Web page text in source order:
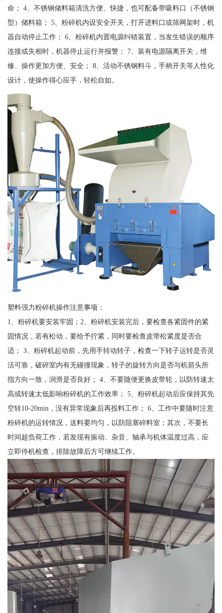
命； 4、不锈钢储料箱清洗方便、快捷，也可配备带吸料口（不锈钢
型）储料箱； 5、粉碎机内设安全开关，打开进料口或筛网架时，机
器自动停止工作； 6、粉碎机内置电源纠错装置，当发生错误的顺序
连接或失相时，机器停止运行并报警； 7、装有电源隔离开关，维
修、操作更加方便、安全； 8、活动不锈钢料斗，手柄开关等人性化
设计，使操作得心应手，轻松自如。
塑料强力粉碎机操作注意事项：
1、粉碎机要安装牢固；2、粉碎机安装完后，要检查各紧固件的紧
固情况，若有松动，要给予拧紧，同时要检查皮带松紧度是否合
适； 3、粉碎机起动前，先用手转动转子，检查一下转子运转是否灵
活可靠，破碎室内有无碰撞现象，转子的旋转方向是否与机箭头所
指方向一致，润滑是否良好； 4、不要随便更换皮带轮，以防转速太
高或转速太低影响粉碎机的工作效率； 5、粉碎机起动后应保持其先
空转10-20min，没有异常现象后再投料工作； 6、工作中要随时注意
粉碎机的运转情况，送料要均匀，以防阻塞碎料室；其次，不要长
时间超负荷工作，若发现有振动、杂音、轴承与机体温度过高，应
立即停机检查，排除故障后方可继续工作。